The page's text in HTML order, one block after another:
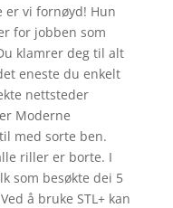
er vi fornøyd! Hun
for jobben som
klamrer deg til alt
eneste du enkelt
nettsteder
Moderne
med sorte ben.
riller er borte. I
som besøkte dei 5
å bruke STL+ kan